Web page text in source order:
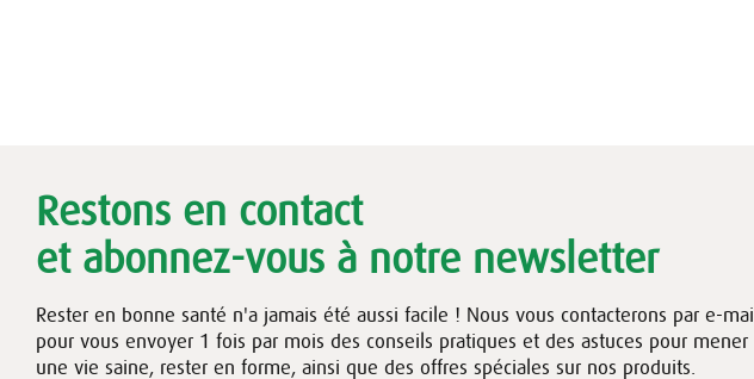
Restons en contact
et abonnez-vous à notre newsletter
Rester en bonne santé n'a jamais été aussi facile ! Nous vous contacterons par e-mail
pour vous envoyer 1 fois par mois des conseils pratiques et des astuces pour mener
une vie saine, rester en forme, ainsi que des offres spéciales sur nos produits.